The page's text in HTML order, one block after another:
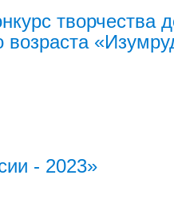
творчества
возраста
- 2023»